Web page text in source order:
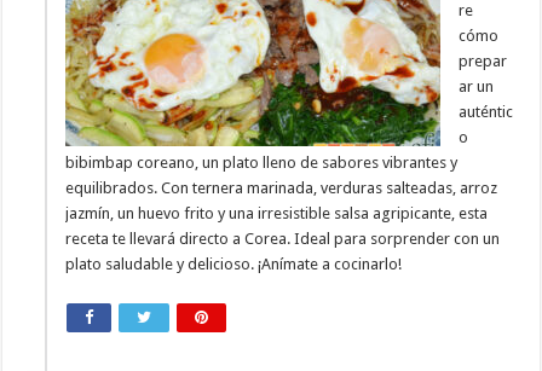
re
cómo
prepar
ar un
auténtic
o
bibimbap coreano, un plato lleno de sabores vibrantes y
equilibrados. Con ternera marinada, verduras salteadas, arroz
jazmín, un huevo frito y una irresistible salsa agripicante, esta
receta te llevará directo a Corea. Ideal para sorprender con un
plato saludable y delicioso. ¡Anímate a cocinarlo!